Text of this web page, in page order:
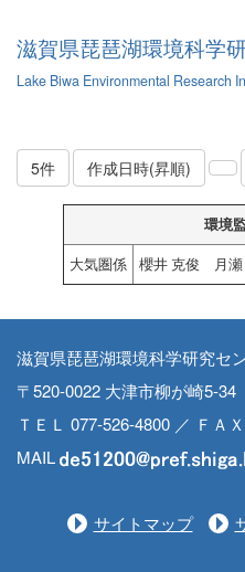
滋賀県琵琶湖環境科学
Lake Biwa Environmental Research
5件 作成日時(昇順)
環境
大気圏係
櫻井 克俊 月
滋賀県琵琶湖環境科学研究セ
〒520-0022 大津市柳が崎5-34
ＴＥＬ 077-526-4800 ／ ＦＡ
MAIL
サイトマップ